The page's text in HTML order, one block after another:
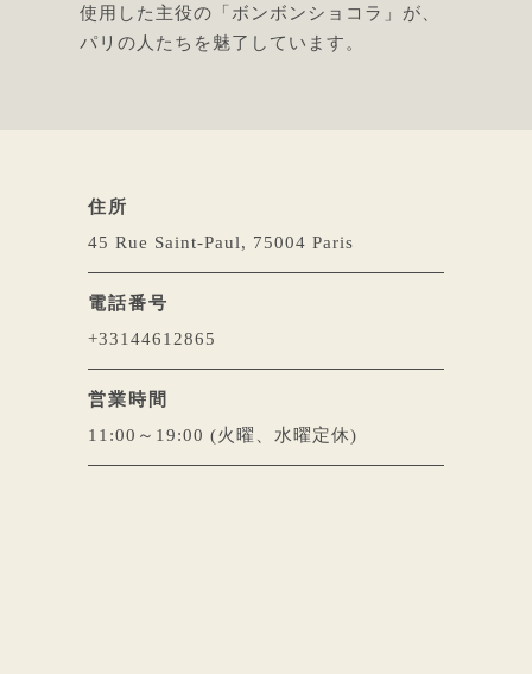
使用した主役の「ボンボンショコラ」が、
パリの人たちを魅了しています。
住所
45 Rue Saint-Paul, 75004 Paris
電話番号
+33144612865
営業時間
11:00～19:00 (火曜、水曜定休)